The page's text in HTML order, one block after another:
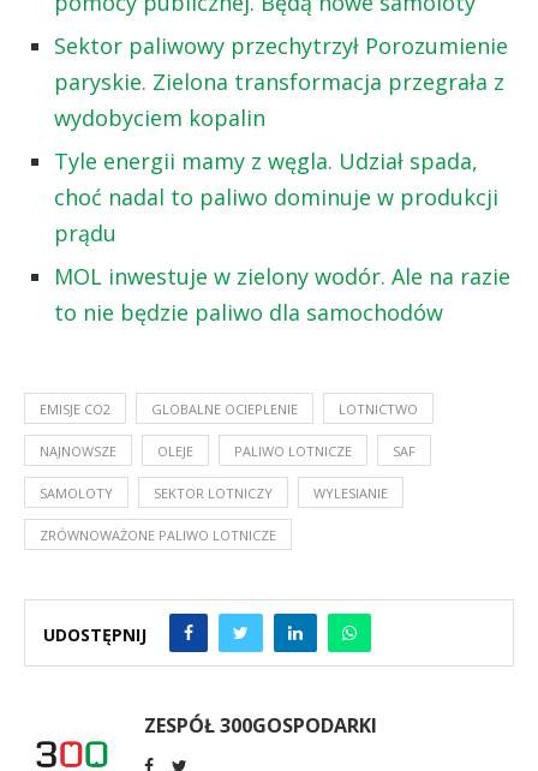
Sektor paliwowy przechytrzył Porozumienie
paryskie. Zielona transformacja przegrała z
wydobyciem kopalin
Tyle energii mamy z węgla. Udział spada,
choć nadal to paliwo dominuje w produkcji
prądu
MOL inwestuje w zielony wodór. Ale na razie
to nie będzie paliwo dla samochodów
EMISJE CO2 GLOBALNE OCIEPLENIE LOTNICTWO
NAJNOWSZE OLEJE PALIWO LOTNICZE SAF
SAMOLOTY SEKTOR LOTNICZY WYLESIANIE
ZRÓWNOWAŻONE PALIWO LOTNICZE
UDOSTĘPNIJ
ZESPÓŁ 300GOSPODARKI